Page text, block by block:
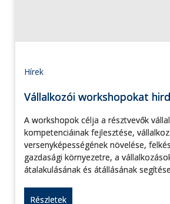
Hírek
Vállalkozói workshopokat
A workshopok célja a résztvevők
kompetenciáinak fejlesztése,
versenyképességének növelése,
gazdasági környezetre, a
átalakulásának és átállásának
Részletek